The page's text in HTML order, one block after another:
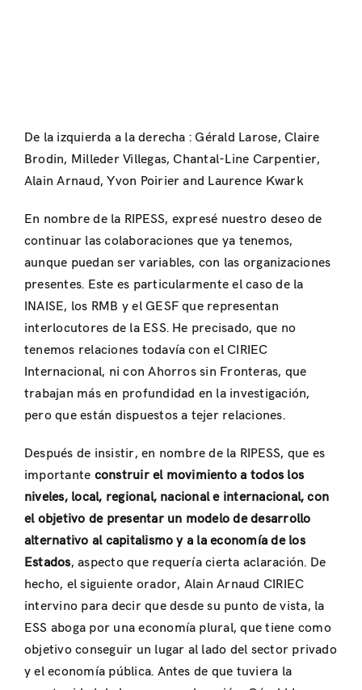
De la izquierda a la derecha : Gérald Larose, Claire
Brodin, Milleder Villegas, Chantal-Line Carpentier,
Alain Arnaud, Yvon Poirier and Laurence Kwark
En nombre de la RIPESS, expresé nuestro deseo de
continuar las colaboraciones que ya tenemos,
aunque puedan ser variables, con las organizaciones
presentes. Este es particularmente el caso de la
INAISE, los RMB y el GESF que representan
interlocutores de la ESS. He precisado, que no
tenemos relaciones todavía con el CIRIEC
Internacional, ni con Ahorros sin Fronteras, que
trabajan más en profundidad en la investigación,
pero que están dispuestos a tejer relaciones.
Después de insistir, en nombre de la RIPESS, que es
importante construir el movimiento a todos los
niveles, local, regional, nacional e internacional, con
el objetivo de presentar un modelo de desarrollo
alternativo al capitalismo y a la economía de los
Estados, aspecto que requería cierta aclaración. De
hecho, el siguiente orador, Alain Arnaud CIRIEC
intervino para decir que desde su punto de vista, la
ESS aboga por una economía plural, que tiene como
objetivo conseguir un lugar al lado del sector privado
y el economía pública. Antes de que tuviera la